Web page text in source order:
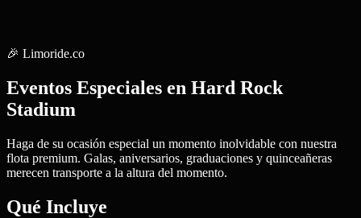
🎉 Limoride.co
Eventos Especiales en Hard Rock
Stadium
Haga de su ocasión especial un momento inolvidable con nuestra
flota premium. Galas, aniversarios, graduaciones y quinceañeras
merecen transporte a la altura del momento.
Qué Incluye